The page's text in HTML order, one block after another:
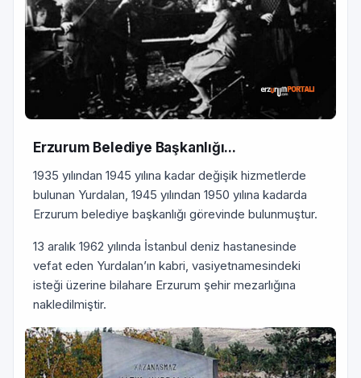
Erzurum Belediye Başkanlığı...
1935 yılından 1945 yılına kadar değişik hizmetlerde
bulunan Yurdalan, 1945 yılından 1950 yılına kadarda
Erzurum belediye başkanlığı görevinde bulunmuştur.
13 aralık 1962 yılında İstanbul deniz hastanesinde
vefat eden Yurdalan’ın kabri, vasiyetnamesindeki
isteği üzerine bilahare Erzurum şehir mezarlığına
nakledilmiştir.